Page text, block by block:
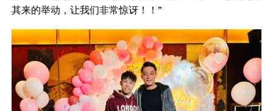
其来的举动，让我们非常惊讶！！”